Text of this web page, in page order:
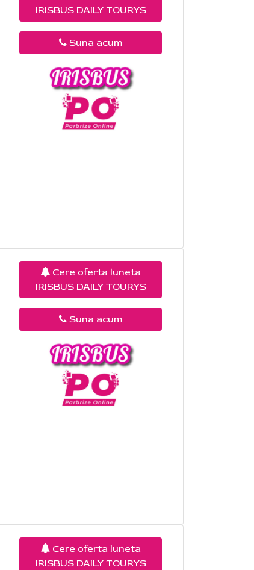
IRISBUS DAILY TOURYS
Suna acum
Cere oferta luneta
IRISBUS DAILY TOURYS
Suna acum
Cere oferta luneta
IRISBUS DAILY TOURYS